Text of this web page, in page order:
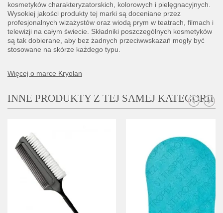
kosmetyków charakteryzatorskich, kolorowych i pielęgnacyjnych.
Wysokiej jakości produkty tej marki są doceniane przez
profesjonalnych wizażystów oraz wiodą prym w teatrach, filmach i
telewizji na całym świecie. Składniki poszczególnych kosmetyków
są tak dobierane, aby bez żadnych przeciwwskazań mogły być
stosowane na skórze każdego typu.
Więcej o marce Kryolan
INNE PRODUKTY Z TEJ SAMEJ KATEGORII